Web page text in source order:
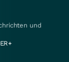
und